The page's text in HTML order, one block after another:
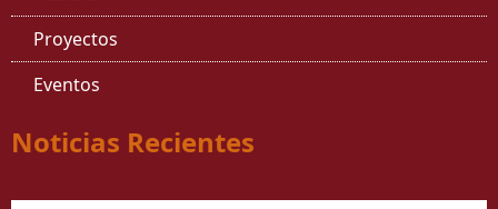
Proyectos
Eventos
Noticias Recientes